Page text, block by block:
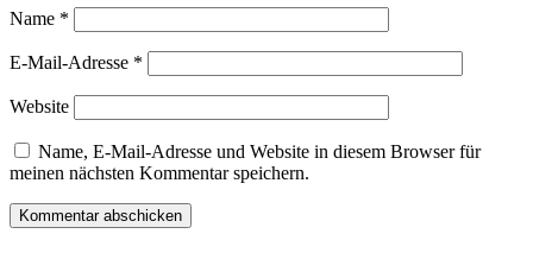
Name *
E-Mail-Adresse *
Website
Name, E-Mail-Adresse und Website in diesem Browser für
meinen nächsten Kommentar speichern.